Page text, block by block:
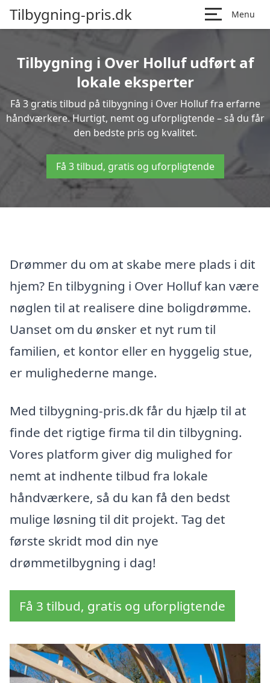
Tilbygning-pris.dk Menu
Tilbygning i Over Holluf udført af
lokale eksperter
Få 3 gratis tilbud på tilbygning i Over Holluf fra erfarne
håndværkere. Hurtigt, nemt og uforpligtende – så du får
den bedste pris og kvalitet.
Få 3 tilbud, gratis og uforpligtende
Drømmer du om at skabe mere plads i dit
hjem? En tilbygning i Over Holluf kan være
nøglen til at realisere dine boligdrømme.
Uanset om du ønsker et nyt rum til
familien, et kontor eller en hyggelig stue,
er mulighederne mange.
Med tilbygning-pris.dk får du hjælp til at
finde det rigtige firma til din tilbygning.
Vores platform giver dig mulighed for
nemt at indhente tilbud fra lokale
håndværkere, så du kan få den bedst
mulige løsning til dit projekt. Tag det
første skridt mod din nye
drømmetilbygning i dag!
Få 3 tilbud, gratis og uforpligtende